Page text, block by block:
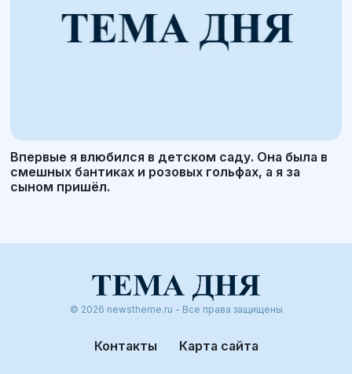
Впервые я влюбился в детском саду. Она была в
смешных бантиках и розовых гольфах, а я за
сыном пришёл.
© 2026 newstheme.ru - Все права защищены
Контакты Карта сайта